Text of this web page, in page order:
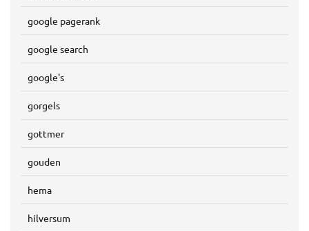
google pagerank
google search
google's
gorgels
gottmer
gouden
hema
hilversum